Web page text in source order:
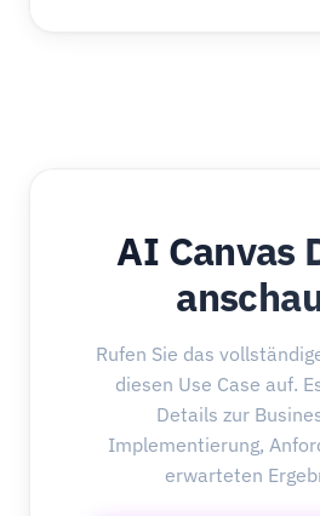
AI Canvas
Rufen Sie das
diesen Use Case auf.
Details zur
Implementierung,
erwarteten